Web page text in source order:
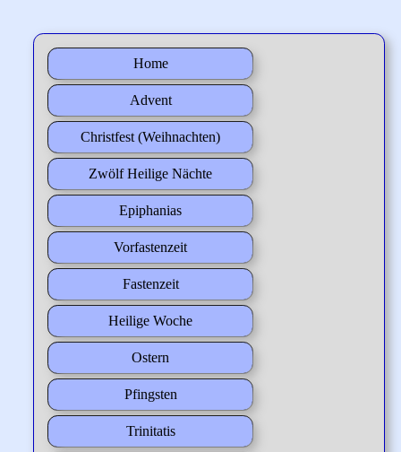
Home
Advent
Christfest (Weihnachten)
Zwölf Heilige Nächte
Epiphanias
Vorfastenzeit
Fastenzeit
Heilige Woche
Ostern
Pfingsten
Trinitatis